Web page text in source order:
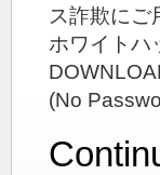
ス詐欺にご
ホワイトハ
(No